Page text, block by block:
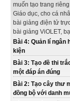
muốn tạo trang
Giáo dục, cho cá
bài giảng điện tử
bài giảng ViOLET,
Bài 4: Quản lí ngân
kiện
Bài 3: Tạo đề thi
một đáp án đúng
Bài 2: Tạo cây thư
đồng bộ với danh